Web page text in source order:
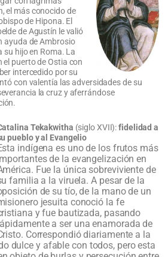
el más conocido de
de Hipona. El
de Agustín le valió
ayuda de Ambrosio
su hijo en Roma. La
puerto de Ostia con
intercedido por su
con valentía las adversidades de su
la cruz y aferrándose
Tekakwitha (siglo XVII):fidelidad a
pueblo y al Evangelio
indígena es uno de los frutos más
de la evangelización en
Fue la única sobreviviente de
familia a la viruela. A pesar de la
de su tío, de la mano de un
jesuita conoció la fe
y fue bautizada, pasando
a ser una enamorada de
Correspondió diariamente a la
dulce y afable con todos, pero esta